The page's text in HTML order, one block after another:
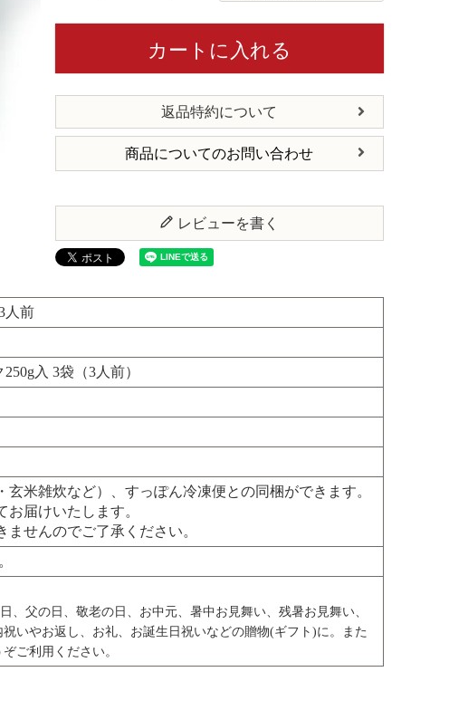
カートに入れる
返品特約について
商品についてのお問い合わせ
レビューを書く
人前
入 3袋（3人前）
米雑炊など）、すっぽん冷凍便との同梱ができます。
届けいたします。
せんのでご了承ください。
父の日、敬老の日、お中元、暑中お見舞い、残暑お見舞い、
いやお返し、お礼、お誕生日祝いなどの贈物(ギフト)に。また
ご利用ください。